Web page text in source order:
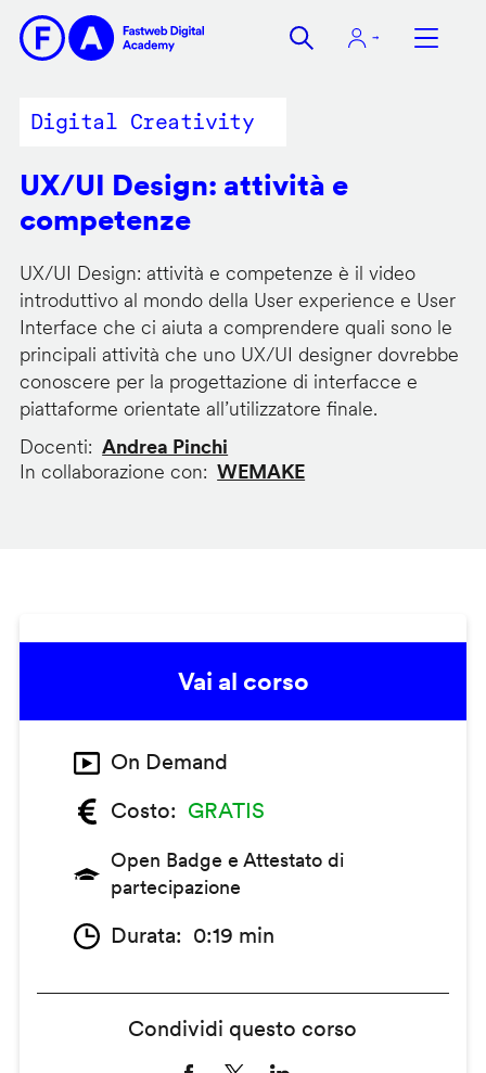
contenuto
Digital Creativity
UX/UI Design: attività e
competenze
UX/UI Design: attività e competenze è il video
introduttivo al mondo della User experience e User
Interface che ci aiuta a comprendere quali sono le
principali attività che uno UX/UI designer dovrebbe
conoscere per la progettazione di interfacce e
piattaforme orientate all’utilizzatore finale.
Docenti
Andrea Pinchi
In collaborazione con
WEMAKE
Vai al corso
On Demand
Costo
GRATIS
Open Badge e Attestato di
partecipazione
Durata 0:19 min
Condividi questo corso